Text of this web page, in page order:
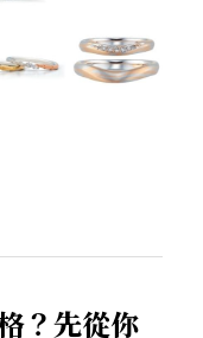
？先從你